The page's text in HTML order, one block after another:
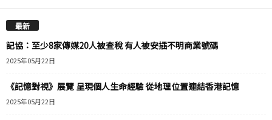
最新
記協：至少8家傳媒20人被查稅 有人被安插不明商業號碼
2025年05月22日
《記憶對視》展覽 呈現個人生命經驗 從地理位置連結香港記憶
2025年05月22日